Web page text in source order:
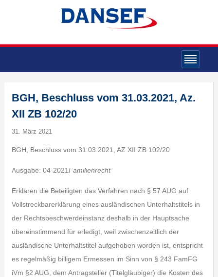
BGH, Beschluss vom 31.03.2021, Az.
XII ZB 102/20
31. März 2021
BGH, Beschluss vom 31.03.2021, AZ XII ZB 102/20
Ausgabe: 04-2021Familienrecht
Erklären die Beteiligten das Verfahren nach § 57 AUG auf
Vollstreckbarerklärung eines ausländischen Unterhaltstitels in
der Rechtsbeschwerdeinstanz deshalb in der Hauptsache
übereinstimmend für erledigt, weil zwischenzeitlich der
ausländische Unterhaltstitel aufgehoben worden ist, entspricht
es regelmäßig billigem Ermessen im Sinn von § 243 FamFG
iVm §2 AUG, dem Antragsteller (Titelgläubiger) die Kosten des